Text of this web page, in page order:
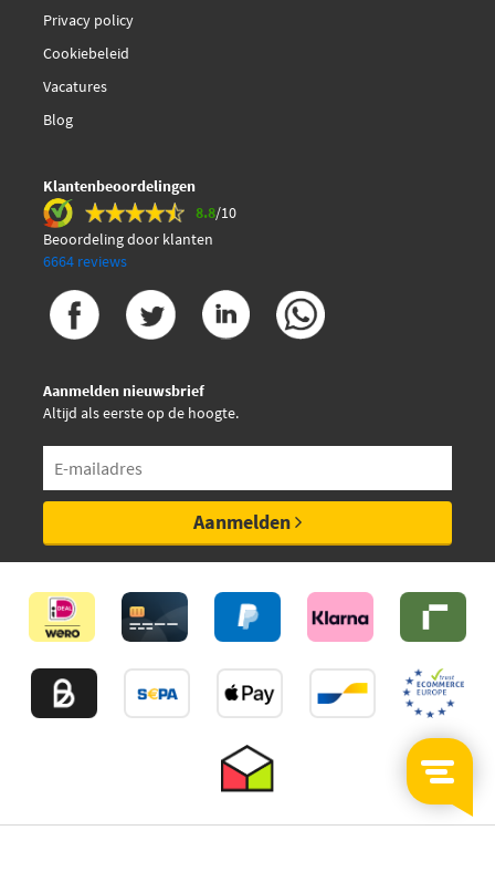
Privacy policy
Cookiebeleid
Vacatures
Blog
Klantenbeoordelingen
8.8/10
Beoordeling door klanten
6664 reviews
Aanmelden nieuwsbrief
Altijd als eerste op de hoogte.
Aanmelden